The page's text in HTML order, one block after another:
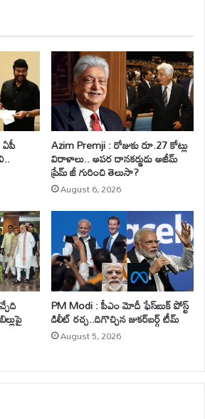
ఏపీ Azim Premji : రోజుకు రూ.27 కోట్లు
విరాళాలు.. అపర దానకర్ణుడు అజీమ్
ప్రేమ్ జీ గురించి తెలుసా?
August 6, 2026
PM Modi : పీఎం మోదీ ఫేస్‌బుక్ పోస్ట్
డిలీట్ రచ్చ..దిగొచ్చిన జుకర్‌బర్గ్ టీమ్
August 5, 2026